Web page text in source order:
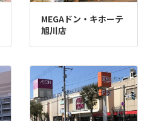
MEGAドン・キホーテ
旭川店